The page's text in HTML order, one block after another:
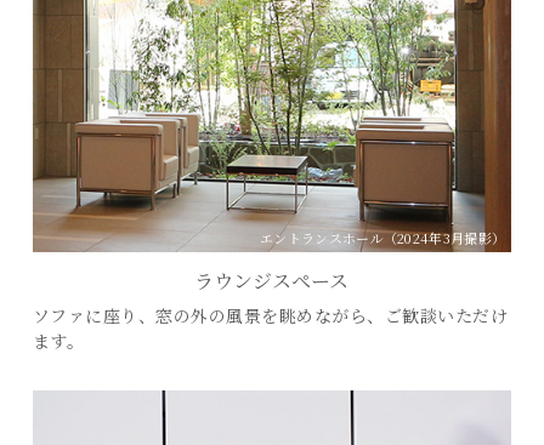
エントランスホール（2024年3月撮影）
ラウンジスペース
ソファに座り、窓の外の風景を眺めながら、ご歓談いただけ
ます。